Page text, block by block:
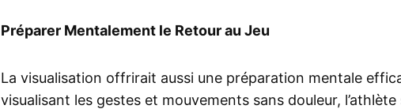
Préparer Mentalement le Retour au Jeu
La visualisation offrirait aussi une préparation mentale
visualisant les gestes et mouvements sans douleur,